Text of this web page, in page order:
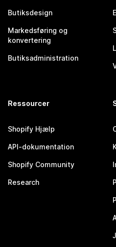
Butiksdesign
Markedsføring og
konvertering
Butiksadministration
Ressourcer
Shopify Hjælp
API-dokumentation
Shopify Community
Research